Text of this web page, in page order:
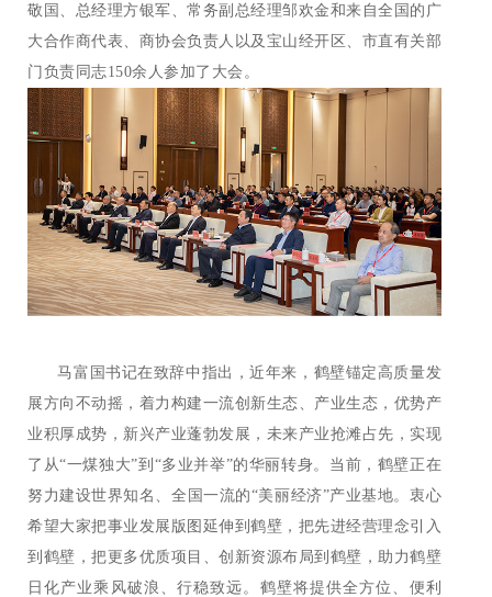
敬国、总经理方银军、常务副总经理邹欢金和来自全国的广
大合作商代表、商协会负责人以及宝山经开区、市直有关部
门负责同志150余人参加了大会。
马富国书记在致辞中指出，近年来，鹤壁锚定高质量发
展方向不动摇，着力构建一流创新生态、产业生态，优势产
业积厚成势，新兴产业蓬勃发展，未来产业抢滩占先，实现
了从“一煤独大”到“多业并举”的华丽转身。当前，鹤壁正在
努力建设世界知名、全国一流的“美丽经济”产业基地。衷心
希望大家把事业发展版图延伸到鹤壁，把先进经营理念引入
到鹤壁，把更多优质项目、创新资源布局到鹤壁，助力鹤壁
日化产业乘风破浪、行稳致远。鹤壁将提供全方位、便利